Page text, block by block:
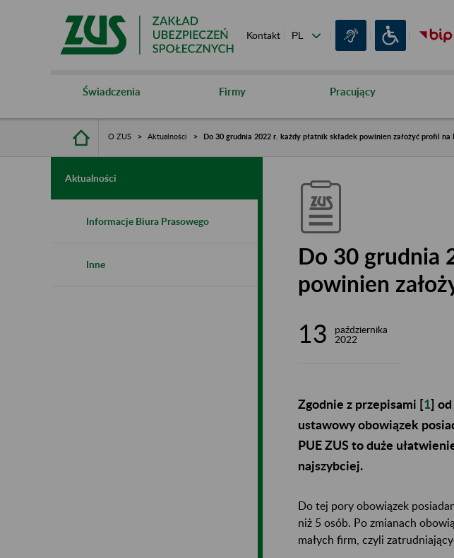
Kontakt
Świadczenia Firmy Pracujący
O ZUS Aktualności Do 30 grudnia 2022 r. każdy płatnik składek powinien założyć profil na
Aktualności
Informacje Biura Prasowego
Inne
Do 30 grudnia
powinien
13
października
2022
Zgodnie z przepisami [1]
ustawowy obowiązek
PUE ZUS to duże
najszybciej.
Do tej pory obowiązek
niż 5 osób. Po zmianach
małych firm, czyli